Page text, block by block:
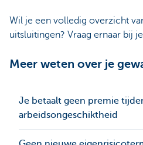
Wil je een volledig overzicht
uitsluitingen? Vraag ernaar bij
Meer weten over je
Je betaalt geen premie
arbeidsongeschiktheid